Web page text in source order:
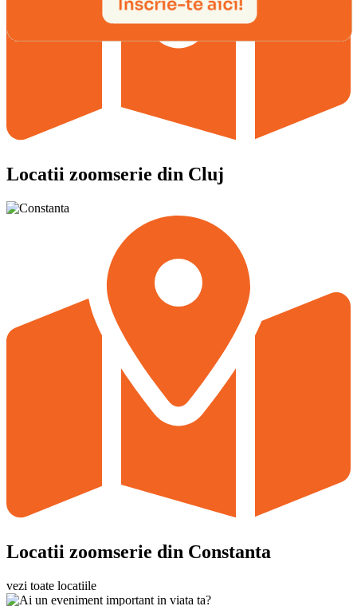
Locatii zoomserie din Cluj
Locatii zoomserie din Constanta
vezi toate locatiile